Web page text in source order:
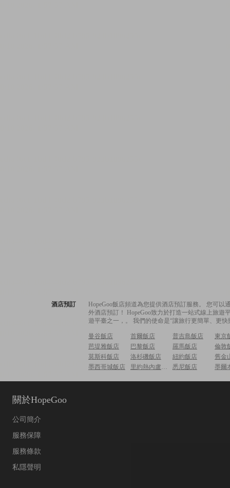
酒店預訂
HopeGoo飯店頻道為您提供酒店預訂服務。 您可
外酒店預訂！ HopeGoo致力於打造一站式線上旅
遊平臺之一，。 我們的使命是“讓旅行更簡單、更
曼谷飯店 首爾飯店 普吉島飯店
東京
芭堤雅飯店
巴黎飯店 羅馬飯店
倫敦
莫斯科飯店
洛杉磯飯店 紐約飯店
舊金
墨西哥城飯店
里約熱內盧飯店 悉尼飯店 墨爾
關於HopeGoo
公司簡介
服務保障
服務條款
私隱聲明